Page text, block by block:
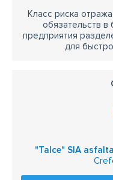
Класс риска
обязательств
предприятия
для
"Talce" SIA